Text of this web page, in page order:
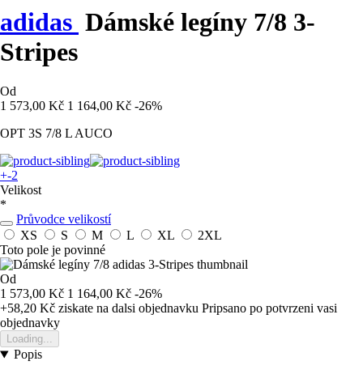
adidas Dámské legíny 7/8 3-
Stripes
Od
1 573,00 Kč 1 164,00 Kč -26%
OPT 3S 7/8 L AUCO
+-2
Velikost
*
Průvodce velikostí
XS
S M L XL
2XL
Toto pole je povinné
Od
1 573,00 Kč 1 164,00 Kč -26%
+58,20 Kč ziskate na dalsi objednavku Pripsano po potvrzeni vasi
objednavky
Loading...
Popis